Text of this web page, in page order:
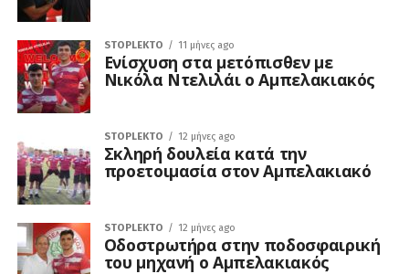
STOPLEKTO 11 μήνες ago
Ενίσχυση στα μετόπισθεν με
Νικόλα Ντελιλάι ο Αμπελακιακός
STOPLEKTO 12 μήνες ago
Σκληρή δουλεία κατά την
προετοιμασία στον Αμπελακιακό
STOPLEKTO 12 μήνες ago
Οδοστρωτήρα στην ποδοσφαιρική
του μηχανή ο Αμπελακιακός